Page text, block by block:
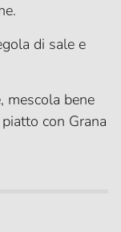
di sale e
mescola bene
con Grana